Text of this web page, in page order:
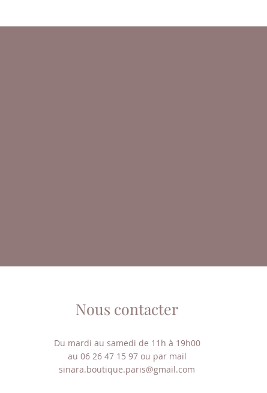
Nous contacter
Du mardi au samedi de 11h à 19h00
au 06 26 47 15 97 ou par mail
sinara.boutique.paris@gmail.com